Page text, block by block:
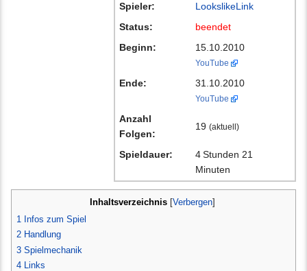
Spieler:
LookslikeLink
Status:
beendet
Beginn:
15.10.2010
YouTube
Ende: 31.10.2010
YouTube
Anzahl
Folgen:
19 (aktuell)
Spieldauer:
4 Stunden 21
Minuten
Inhaltsverzeichnis[ Verbergen]
1
Infos zum Spiel
2 Handlung
3 Spielmechanik
4
Links